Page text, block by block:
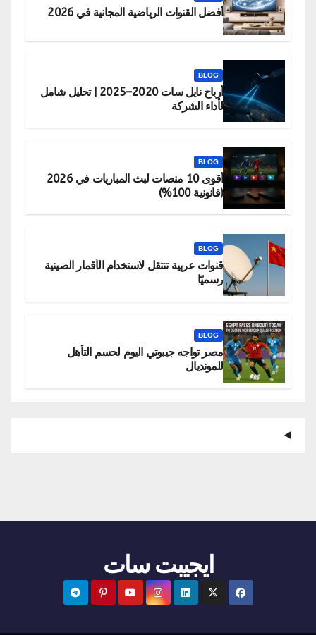
أفضل القنوات الرياضية المجانية في 2026
BLOG
أرباح نايل سات 2020–2025 | تحليل شامل
لأداء الشركة
BLOG
أقوى 10 منصات لبث المباريات في 2026
(قانونية 100%)
BLOG
قنوات عربية تنتقل لاستخدام الأقمار الصينية
رسميًا
BLOG
مصر تواجه جيبوتي اليوم لحسم التأهل
للمونديال
ايجيبت سات